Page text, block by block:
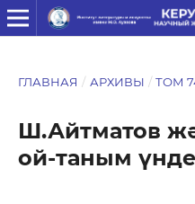
ГЛАВНАЯ / АРХИВЫ / ТОМ
Ш.Айтматов
ой-таным